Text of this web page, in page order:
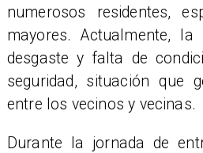
numerosos residentes,
mayores. Actualmente, la
desgaste y falta de
seguridad, situación que
entre los vecinos y vecinas.
​Durante la jornada de